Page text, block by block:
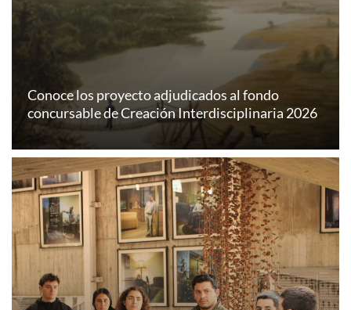
Conoce los proyecto adjudicados al fondo
concursable de Creación Interdisciplinaria 2026